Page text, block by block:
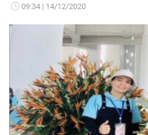
09:34 14/12/2020